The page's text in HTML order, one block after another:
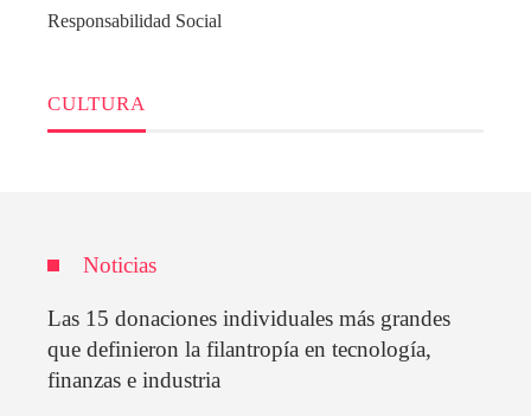
Responsabilidad Social
CULTURA
Noticias
Las 15 donaciones individuales más grandes
que definieron la filantropía en tecnología,
finanzas e industria